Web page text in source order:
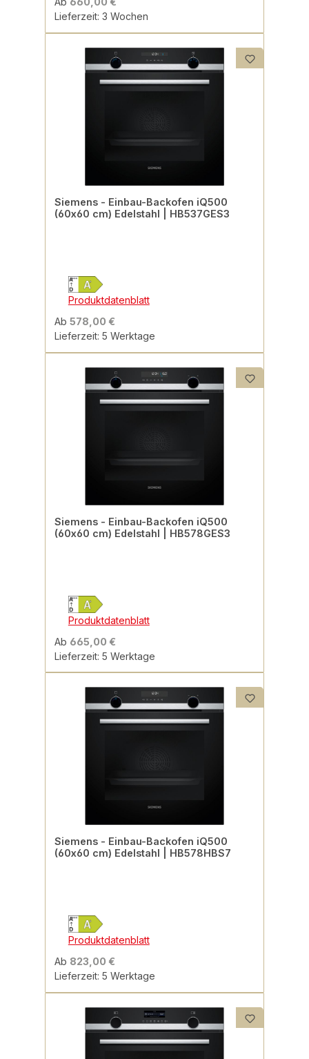
Lieferzeit: 3 Wochen
Siemens - Einbau-Backofen iQ500
(60x60 cm) Edelstahl | HB537GES3
Produktdatenblatt
Ab 578,00 €
Lieferzeit: 5 Werktage
Siemens - Einbau-Backofen iQ500
(60x60 cm) Edelstahl | HB578GES3
Produktdatenblatt
Ab 665,00 €
Lieferzeit: 5 Werktage
Siemens - Einbau-Backofen iQ500
(60x60 cm) Edelstahl | HB578HBS7
Produktdatenblatt
Ab 823,00 €
Lieferzeit: 5 Werktage